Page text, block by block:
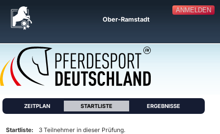
ANMELDEN
Ober-Ramstadt
ZEITPLAN STARTLISTE ERGEBNISSE
Startliste:
3 Teilnehmer in dieser Prüfung.